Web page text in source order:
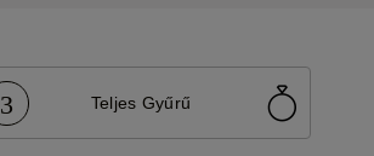
3 Teljes Gyűrű